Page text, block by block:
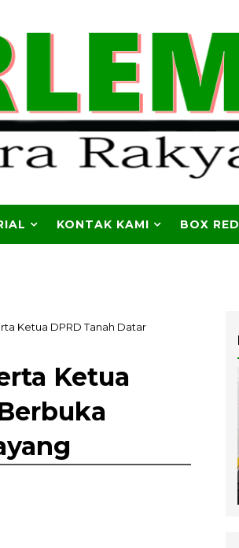
KONTAK KAMI BOX
Ketua DPRD Tanah Datar
Ketua